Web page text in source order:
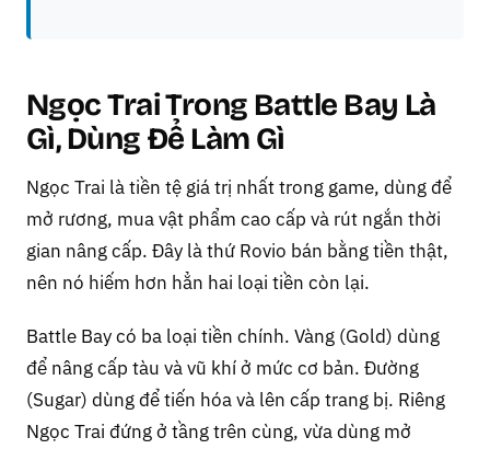
Ngọc Trai Trong Battle Bay Là
Gì, Dùng Để Làm Gì
Ngọc Trai là tiền tệ giá trị nhất trong game, dùng để
mở rương, mua vật phẩm cao cấp và rút ngắn thời
gian nâng cấp. Đây là thứ Rovio bán bằng tiền thật,
nên nó hiếm hơn hẳn hai loại tiền còn lại.
Battle Bay có ba loại tiền chính. Vàng (Gold) dùng
để nâng cấp tàu và vũ khí ở mức cơ bản. Đường
(Sugar) dùng để tiến hóa và lên cấp trang bị. Riêng
Ngọc Trai đứng ở tầng trên cùng, vừa dùng mở